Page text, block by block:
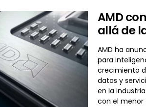
AMD
allá de
AMD ha
para
crecimiento
datos y
en la
con el menor